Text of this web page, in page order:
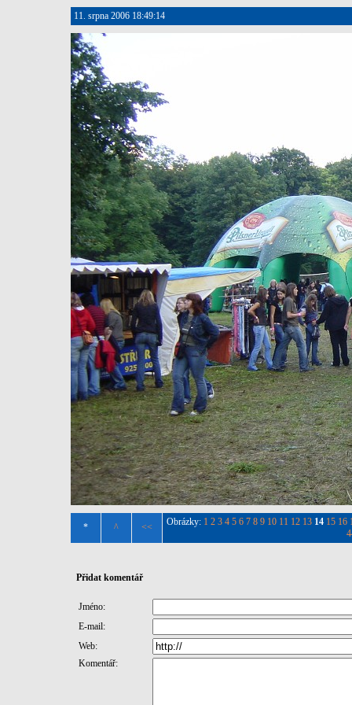
11. srpna 2006 18:49:14
* ^ << Obrázky: 1 2 3 4 5 6 7 8 9 10 11 12 13 14 15 16
Přidat komentář
Jméno:
E-mail:
Web:
Komentář: